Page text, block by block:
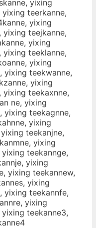
yixing
teerkanne,
yixing
yixing teejkanne,
yixing
yixing teeklanne,
yixing
yixing teekwanne,
yixing
yixing teekaxnne,
ne, yixing
yixing teekagnne,
yixing
teekanjne,
yixing
teekannge,
yixing
yixing teekannew,
yixing
yixing teekannfe,
yixing
teekanne3,